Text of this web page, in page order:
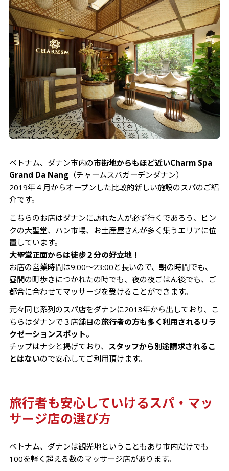
ベトナム、ダナン市内の市街地からもほど近いCharm Spa
Grand Da Nang（チャームスパガーデンダナン）
2019年４月からオープンした比較的新しい施設のスパのご紹
介です。
こちらのお店はダナンに訪れた人が必ず行くであろう、ピン
クの大聖堂、ハン市場、お土産屋さんが多く集うエリアに位
置しています。
大聖堂正面からは徒歩２分の好立地！
お店の営業時間は9:00〜23:00と長いので、朝の時間でも、
昼間の町歩きにつかれたの時でも、夜の夜ごはん後でも、ご
都合に合わせてマッサージを受けることができます。
元々同じ系列のスパ店をダナンに2013年から出しており、こ
ちらはダナンで３店舗目の旅行者の方も多く利用されるリラ
クゼーションスポット。
チップはナシと掲げており、 スタッフから別途請求されるこ
とはないので安心してご利用頂けます。
旅行者も安心していけるスパ・マッ
サージ店の選び方
ベトナム、ダナンは観光地ということもあり市内だけでも
100を軽く超える数のマッサージ店があります。